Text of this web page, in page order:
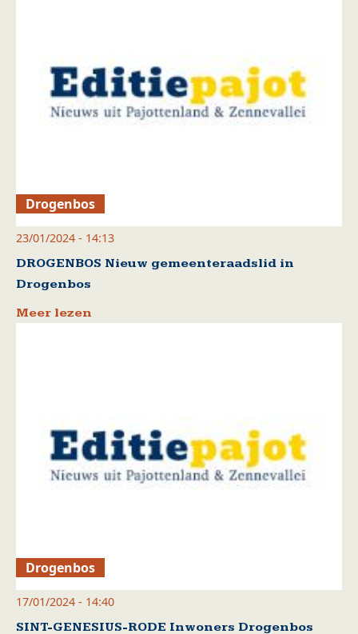
Drogenbos
23/01/2024 - 14:13
DROGENBOS Nieuw gemeenteraadslid in
Drogenbos
Meer lezen
Drogenbos
17/01/2024 - 14:40
SINT-GENESIUS-RODE Inwoners Drogenbos